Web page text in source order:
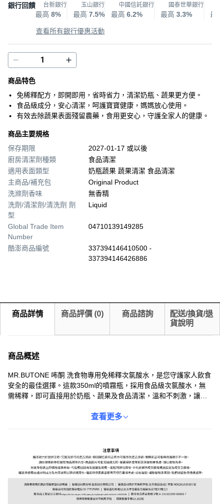
銀行回饋 台新銀行
最高 8%
玉山銀行
最高 7.5%
中國信託銀行
最高 6.2%
國泰世華銀行
最高 3.3% 最
查看所有銀行優惠活動
商品特色
免稀釋配方，即開即用，省時省力，清潔奶瓶、蔬果更方便。
食品級成分，安心清潔，呵護寶寶健康，媽媽放心使用。
有效去除蔬果表面殘留農藥，食用更安心，守護全家人的健康。
商品主要規格
保存期限
2027-01-17 或以後
廚房清潔劑種類
食品清潔
適用表面類型
奶瓶蔬果 蔬果清潔 食品清潔
主商品/補充包
Original Product
洗滌劑香味
無香精
洗劑/清潔劑/清洗劑 劑
型
Liquid
Global Trade Item
Number
04710139149285
酷澎商品編號
337394146410500 -
337394146426886
商品詳情 商品評價 (0) 商品諮詢
配送/換貨/退
貨說明
商品概述
MR.BUTONE 咘酮 洗食物專用免稀釋次氯酸水，是您守護家人飲食
安全的最佳選擇。這款350ml的噴霧瓶，採用食品級次氯酸水，無
需稀釋，即可直接用於奶瓶、蔬果及食品清潔，溫和不刺激，讓您
材，去除農藥殘留，讓您輕鬆享受健康美味。全方位守護，讓您做
查看更多